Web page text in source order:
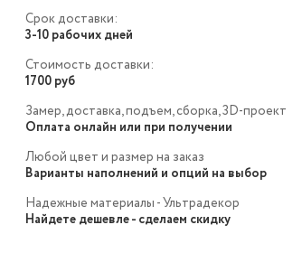
Срок доставки:
3-10 рабочих дней
Стоимость доставки:
1700 руб
Замер, доставка, подъем, сборка, 3D-проект
Оплата онлайн или при получении
Любой цвет и размер на заказ
Варианты наполнений и опций на выбор
Надежные материалы - Ультрадекор
Найдете дешевле - сделаем скидку